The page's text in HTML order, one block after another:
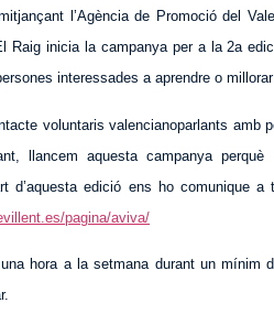
l’Agència de Promoció del
inicia la campanya per a la 2a
interessades a aprendre o
voluntaris valencianoparlants amb
llancem aquesta campanya
d’aquesta edició ens ho comunique
pagina/aviva/
hora a la setmana durant un mínim